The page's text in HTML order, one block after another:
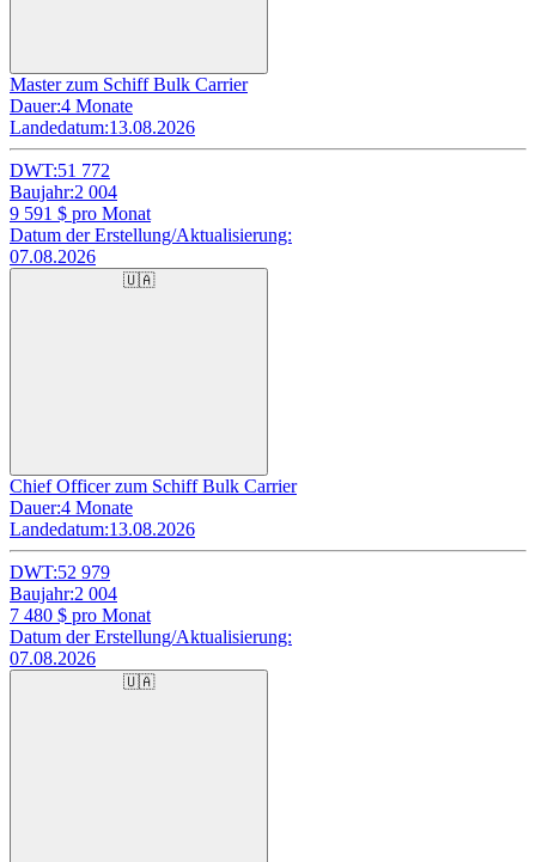
Master zum Schiff Bulk Carrier
Dauer:4 Monate
Landedatum:13.08.2026
DWT:51 772
Baujahr:2 004
9 591 $ pro Monat
Datum der Erstellung/Aktualisierung:
07.08.2026
🇺🇦
Chief Officer zum Schiff Bulk Carrier
Dauer:4 Monate
Landedatum:13.08.2026
DWT:52 979
Baujahr:2 004
7 480 $ pro Monat
Datum der Erstellung/Aktualisierung:
07.08.2026
🇺🇦